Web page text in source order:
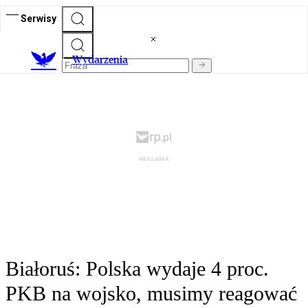
Serwisy
Wydarzenia
Białoruś: Polska wydaje 4 proc.
PKB na wojsko, musimy reagować